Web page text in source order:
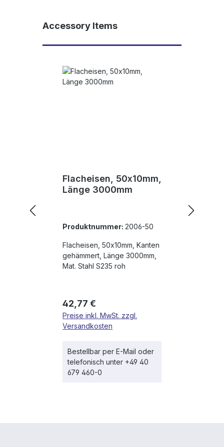
Produktgalerie überspringen
Accessory Items
Flacheisen, 50x10mm,
Länge 3000mm
Produktnummer: 2006-50
Flacheisen, 50x10mm, Kanten
gehämmert, Länge 3000mm,
Mat. Stahl S235 roh
Regulärer Preis:
42,77 €
Preise inkl. MwSt. zzgl.
Versandkosten
Bestellbar per E-Mail oder
telefonisch unter +49 40
679 460-0